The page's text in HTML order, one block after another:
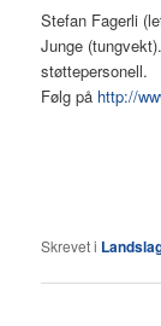
Stefan Fagerli
Junge
støttepersonell.
Følg på http://
Skrevet i